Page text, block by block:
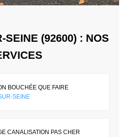
SEINE (92600) : NOS
BOUCHÉE QUE FAIRE
SEINE
CANALISATION PAS CHER